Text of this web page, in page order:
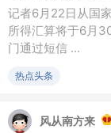
记者6月22日从国
所得汇算将于6月
门通过短信 ...
热点头条
风从南方来